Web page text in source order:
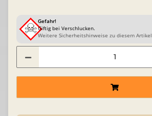
Gefahr!
Giftig bei Verschlucken.
Weitere Sicherheitshinweise zu diesem Artikel